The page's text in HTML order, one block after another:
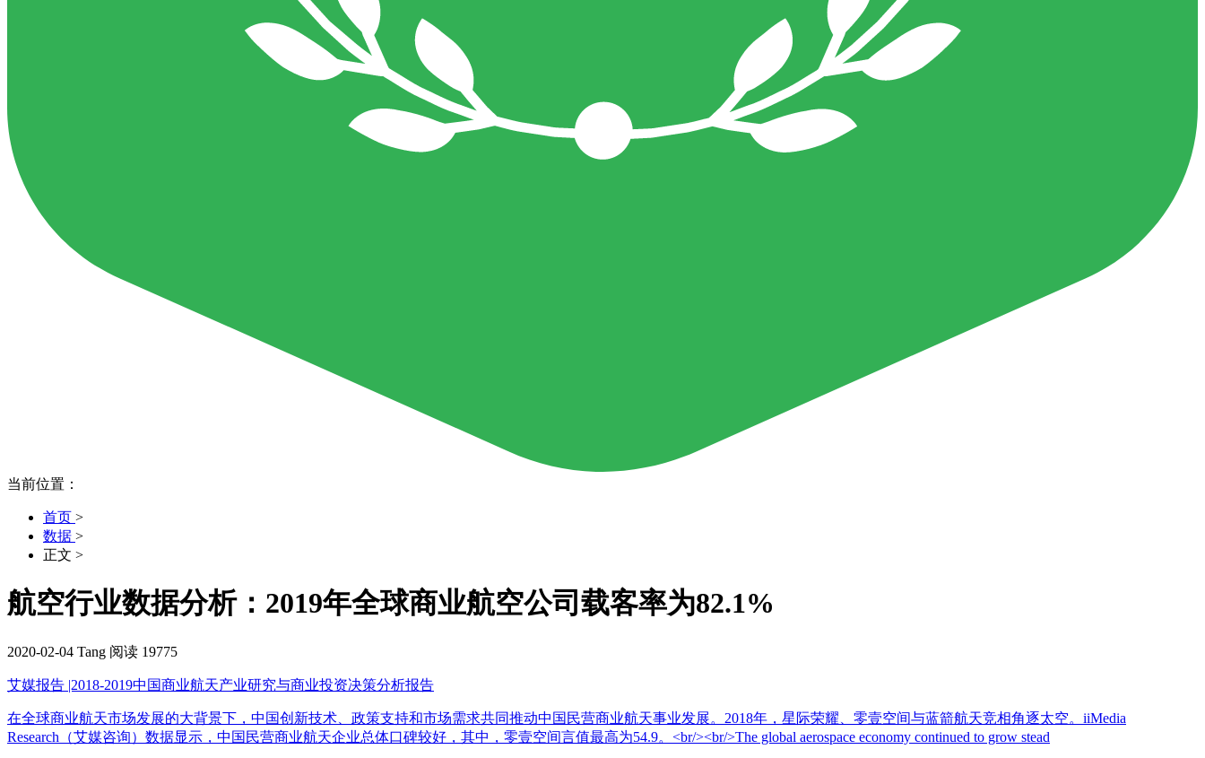
当前位置：
首页 >
数据 >
正文 >
航空行业数据分析：2019年全球商业航空公司载客率为82.1%
2020-02-04 Tang 阅读 19775
艾媒报告 |2018-2019中国商业航天产业研究与商业投资决策分析报告
在全球商业航天市场发展的大背景下，中国创新技术、政策支持和市场需求共同推动中国民营商业航天事业发展。2018年，星际荣耀、零壹空间与蓝箭航天竞相角逐太空。iiMedia
Research（艾媒咨询）数据显示，中国民营商业航天企业总体口碑较好，其中，零壹空间言值最高为54.9。<br/><br/>The global aerospace economy continued to grow stead